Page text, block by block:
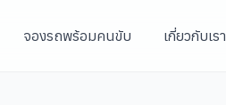
จองรถพร้อมคนขับ เกี่ยวกับเรา